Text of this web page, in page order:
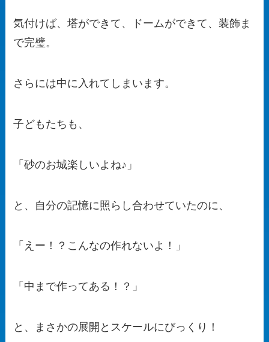
気付けば、塔ができて、ドームができて、装飾ま
で完璧。
さらには中に入れてしまいます。
子どもたちも、
「砂のお城楽しいよね♪」
と、自分の記憶に照らし合わせていたのに、
「えー！？こんなの作れないよ！」
「中まで作ってある！？」
と、まさかの展開とスケールにびっくり！